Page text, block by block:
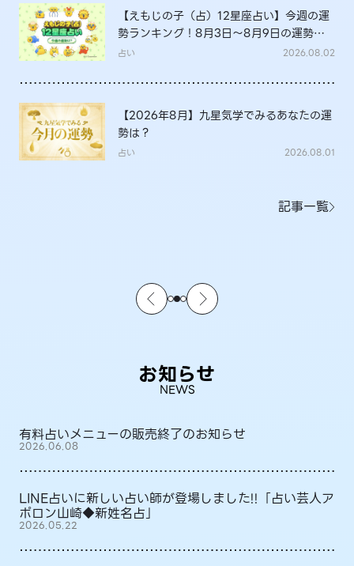
【えもじの子（占）12星座占い】今週の運
勢ランキング！8月3日～8月9日の運勢
は？
占い 2026.08.02
【2026年8月】九星気学でみるあなたの運
勢は？
占い 2026.08.01
記事一覧
お知らせ
NEWS
有料占いメニューの販売終了のお知らせ
2026.06.08
LINE占いに新しい占い師が登場しました!!「占い芸人ア
ポロン山崎◆新姓名占」
2026.05.22